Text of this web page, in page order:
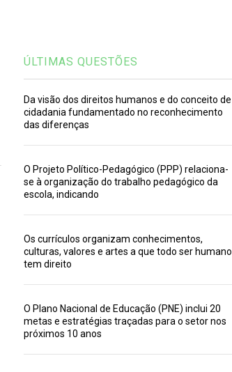
ÚLTIMAS QUESTÕES
Da visão dos direitos humanos e do conceito de
cidadania fundamentado no reconhecimento
das diferenças
O Projeto Político-Pedagógico (PPP) relaciona-
se à organização do trabalho pedagógico da
escola, indicando
Os currículos organizam conhecimentos,
culturas, valores e artes a que todo ser humano
tem direito
O Plano Nacional de Educação (PNE) inclui 20
metas e estratégias traçadas para o setor nos
próximos 10 anos